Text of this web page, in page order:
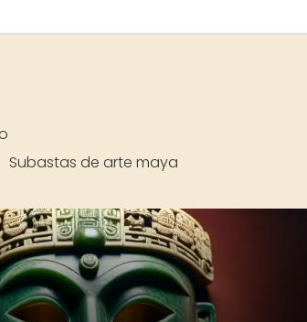
Subastas de arte maya